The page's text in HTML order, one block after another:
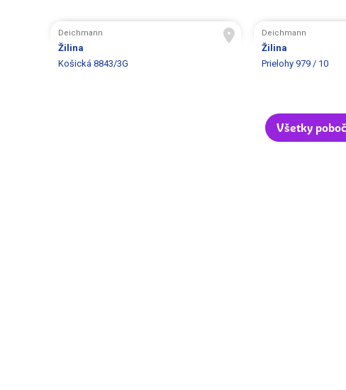
Deichmann
Žilina
Košická 8843/3G
Deichmann
Žilina
Prielohy 979 / 10
Všetky